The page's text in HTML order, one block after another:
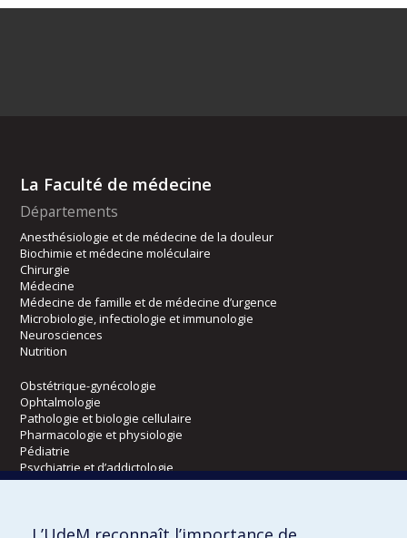
La Faculté de médecine
Départements
Anesthésiologie et de médecine de la douleur
Biochimie et médecine moléculaire
Chirurgie
Médecine
Médecine de famille et de médecine d’urgence
Microbiologie, infectiologie et immunologie
Neurosciences
Nutrition
Obstétrique-gynécologie
Ophtalmologie
Pathologie et biologie cellulaire
Pharmacologie et physiologie
Pédiatrie
Psychiatrie et d’addictologie
Radiologie, radio-oncologie et médecine nucléaire